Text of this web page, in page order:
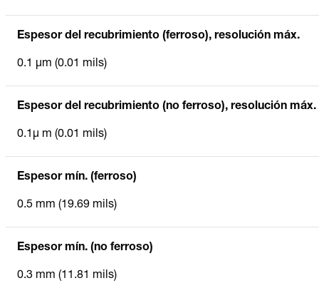
Espesor del recubrimiento (ferroso), resolución máx.
0.1 µm (0.01 mils)
Espesor del recubrimiento (no ferroso), resolución máx.
0.1µ m (0.01 mils)
Espesor mín. (ferroso)
0.5 mm (19.69 mils)
Espesor mín. (no ferroso)
0.3 mm (11.81 mils)